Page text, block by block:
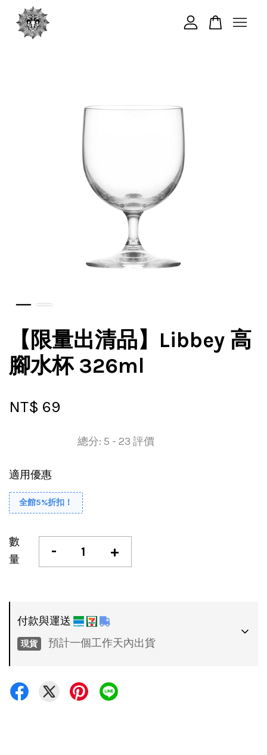
【限量出清品】Libbey 高
腳水杯 326ml
NT$ 69
總分: 5 - 23 評價
適用優惠
全館5%折扣！
數
量
- +
付款與運送
現貨 預計一個工作天內出貨
•超商 / 宅配貨到付款